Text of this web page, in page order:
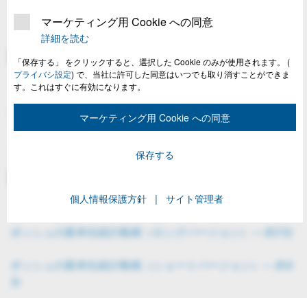
関連画像：
関連データダウンロード
ボッシュの新本社紹介動画（ロングバージョン）― 約7分
ボッシュの新本社紹介動画（ショートバージョン）― 約3
分
マーケティング用 Cookie への同意
詳細を読む
「保存する」 をクリックすると、選択した Cookie のみが使用されます。 (
プライバシ設定) で、当社に許可した同意はいつでも取り消すことができま
す。これはすぐに有効になります。
マーケティング用 Cookie への同意
保存する
個人情報保護方針 サイト管理者